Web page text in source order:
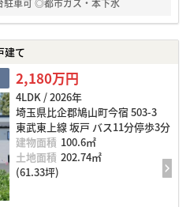
建て
2,180万円
4LDK / 2026年
埼玉県比企郡鳩山町今宿 503-3
東武東上線 坂戸 バス11分停歩3分
建物面積 100.6㎡
土地面積 202.74㎡
(61.33坪)